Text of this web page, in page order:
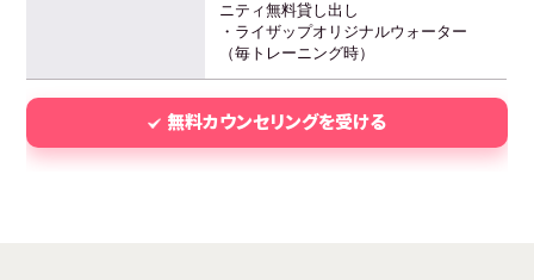
ニティ無料貸し出し
・ライザップオリジナルウォーター
（毎トレーニング時）
無料カウンセリングを受ける